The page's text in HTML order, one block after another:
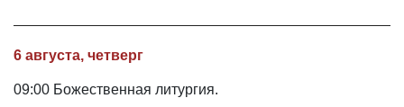
6 августа, четверг
09:00 Божественная литургия.